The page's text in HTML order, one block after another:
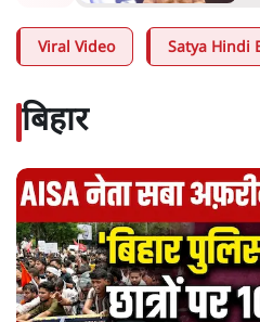
Viral Video Satya Hindi
बिहार